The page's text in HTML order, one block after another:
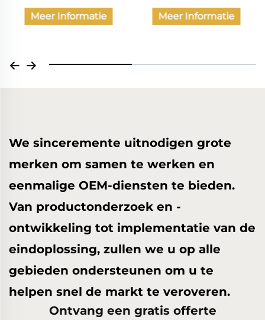
Meer Informatie
We sinceremente uitnodigen grote
merken om samen te werken en
eenmalige OEM-diensten te bieden.
Van productonderzoek en -
ontwikkeling tot implementatie van de
eindoplossing, zullen we u op alle
gebieden ondersteunen om u te
helpen snel de markt te veroveren.
Ontvang een gratis offerte